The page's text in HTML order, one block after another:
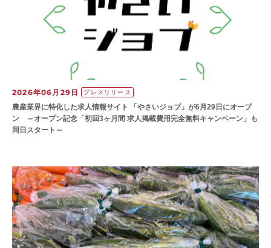
2026年06月29日 プレスリリース
農産業界に特化した求人情報サイト 「やさいジョブ」が6月29日にオープ
ン ～オープン記念「初回3ヶ月間 求人掲載費用完全無料キャンペーン」も
同日スタート～